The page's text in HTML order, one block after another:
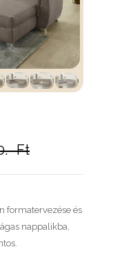
Ft
formatervezése és
nappalikba,